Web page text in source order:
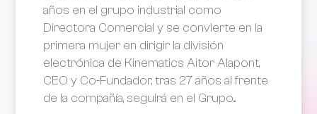
años en el grupo industrial como
Directora Comercial y se convierte en la
primera mujer en dirigir la división
electrónica de Kinematics Aitor Alapont,
CEO y Co-Fundador, tras 27 años al frente
de la compañía, seguirá en el Grupo...